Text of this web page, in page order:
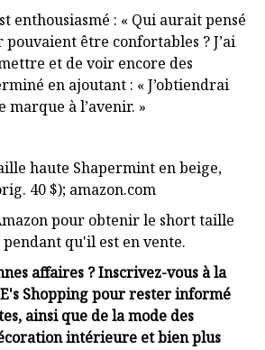
enthousiasmé : « Qui aurait pensé
pouvaient être confortables ? J’ai
et de voir encore des
en ajoutant : « J’obtiendrai
à l’avenir. »
haute Shapermint en beige,
40 $); amazon.com
pour obtenir le short taille
qu'il est en vente.
affaires ? Inscrivez-vous à la
Shopping pour rester informé
ainsi que de la mode des
intérieure et bien plus